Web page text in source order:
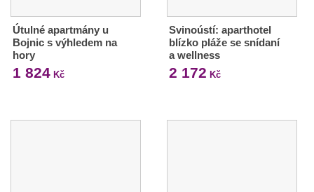
Útulné apartmány u
Bojnic s výhledem na
hory
1 824 Kč
Svinoústí: aparthotel
blízko pláže se snídaní
a wellness
2 172 Kč